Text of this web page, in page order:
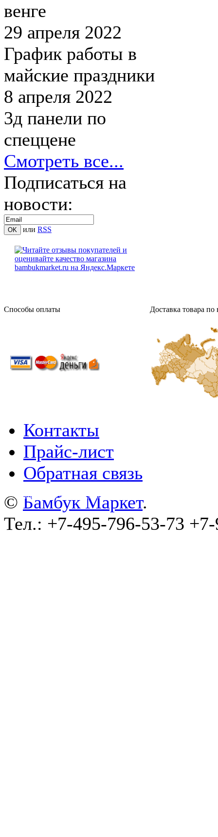
венге
29 апреля 2022
График работы в
майские праздники
8 апреля 2022
3д панели по
спеццене
Смотреть все...
Подписаться на
новости:
или RSS
Способы оплаты Доставка товара по
Контакты
Прайс-лист
Обратная связь
© wa-plugins.ru - Разработка сайта
© Бамбук Маркет.
Тел.: +7-495-796-53-73